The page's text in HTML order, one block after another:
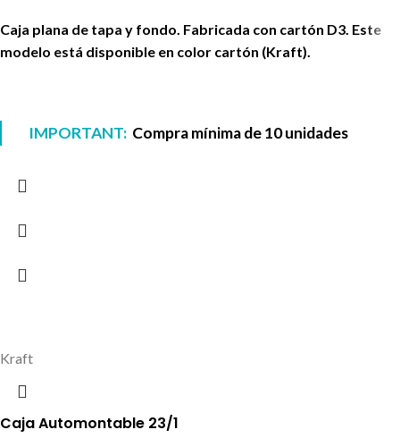
Caja plana de tapa y fondo. Fabricada con cartón D3. Este
modelo está disponible en color cartón (Kraft).
IMPORTANT: Compra mínima de 10 unidades
Kraft
Caja Automontable 23/1